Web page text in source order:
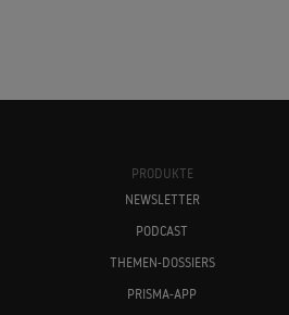
PRODUKTE
NEWSLETTER
PODCAST
THEMEN-DOSSIERS
PRISMA-APP